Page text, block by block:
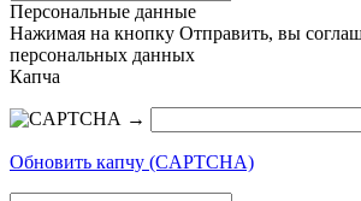
Персональные данные
Нажимая на кнопку Отправить, вы
персональных данных
Капча
→
Обновить капчу (CAPTCHA)